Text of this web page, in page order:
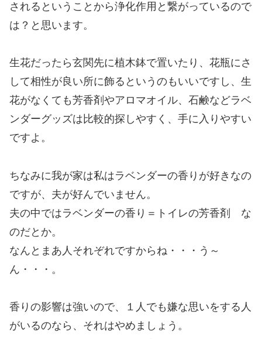
されるということから浄化作用と繋がっているので
は？と思います。
生花だったら玄関先に植木鉢で置いたり、花瓶にさ
して相性が良い所に飾るというのもいいですし、生
花がなくても芳香剤やアロマオイル、石鹸などラベ
ンダーグッズは比較的探しやすく、手に入りやすい
ですよ。
ちなみに我が家は私はラベンダーの香りが好きなの
ですが、夫が好んでいません。
夫の中ではラベンダーの香り＝トイレの芳香剤 な
のだとか。
なんとまあ人それぞれですからね・・・う～
ん・・・。
香りの影響は強いので、１人でも嫌な思いをする人
がいるのなら、それはやめましょう。